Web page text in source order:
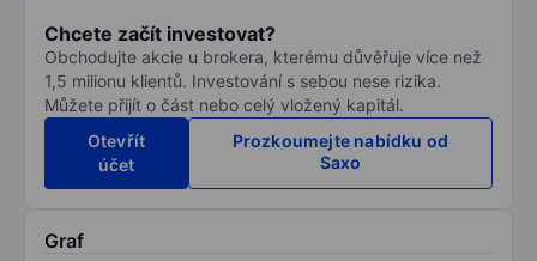
Chcete začít investovat?
Obchodujte akcie u brokera, kterému důvěřuje více než
1,5 milionu klientů. Investování s sebou nese rizika.
Můžete přijít o část nebo celý vložený kapitál.
Otevřít
účet
Prozkoumejte nabídku od
Saxo
Graf